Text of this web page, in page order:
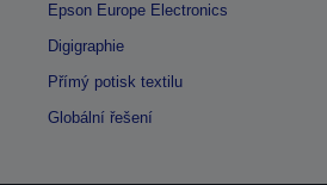
Epson Europe Electronics
Digigraphie
Přímý potisk textilu
Globální řešení